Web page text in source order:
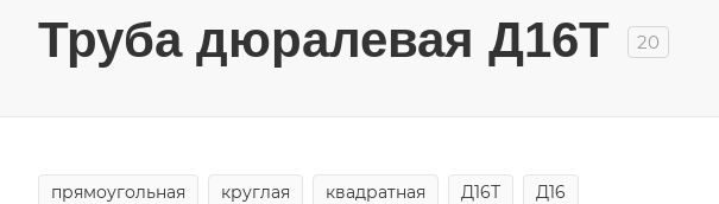
Труба дюралевая Д16Т 20
прямоугольная круглая квадратная Д16Т Д16